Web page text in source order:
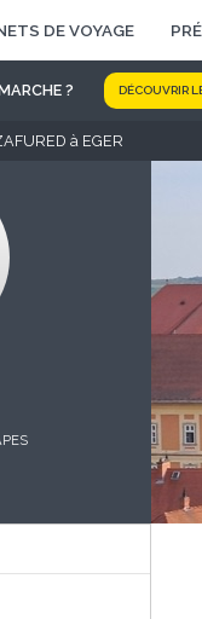
DE VOYAGE
? DÉCOUVRIR
à EGER